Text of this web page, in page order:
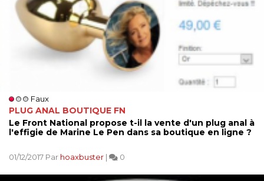
Faux
PLUG ANAL BOUTIQUE FN
Le Front National propose t-il la vente d'un plug anal à
l'effigie de Marine Le Pen dans sa boutique en ligne ?
01/12/2017 Par hoaxbuster | 0